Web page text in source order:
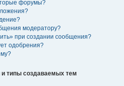
форумы?
модератору?
при создании сообщения?
одобрения?
типы создаваемых тем